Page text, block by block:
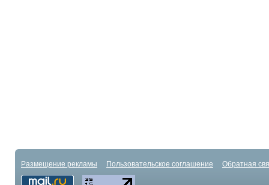
Размещение рекламы Пользовательское соглашение Обратная